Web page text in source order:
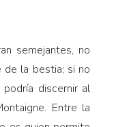
semejantes, no
de la bestia; si no
discernir al
Entre la